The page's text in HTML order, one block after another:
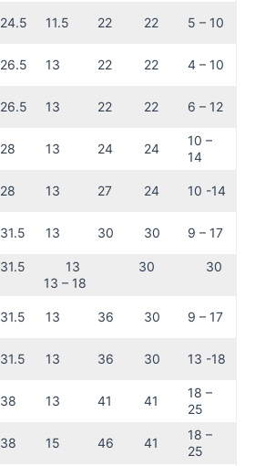
24.5 11.5 22 22 5 – 10
26.5 13 22 22 4 – 10
26.5 13 22 22 6 – 12
28 13 24 24
10 –
14
28 13 27 24 10 -14
31.5 13 30 30 9 – 17
31.5 13 30 30
13 – 18
31.5 13 36 30 9 – 17
31.5 13 36 30 13 -18
38 13 41 41
18 –
25
38 15 46 41
18 –
25